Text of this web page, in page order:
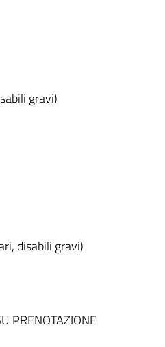
gravi)
disabili gravi)
PRENOTAZIONE